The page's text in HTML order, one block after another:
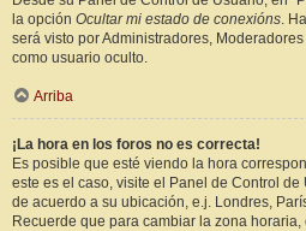
la opción Ocultar mi estado de conexións.
será visto por Administradores,
como usuario oculto.
Arriba
¡La hora en los foros no es correcta!
Es posible que esté viendo la hora
este es el caso, visite el Panel de Control
de acuerdo a su ubicación, e.j. Londres,
Recuerde que para cambiar la zona